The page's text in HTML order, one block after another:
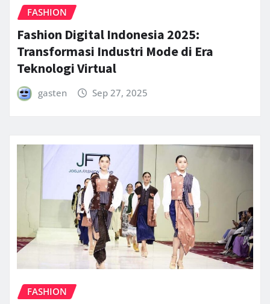
FASHION
Fashion Digital Indonesia 2025:
Transformasi Industri Mode di Era
Teknologi Virtual
gasten Sep 27, 2025
FASHION